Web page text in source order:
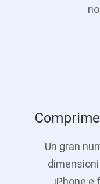
Un gran
iPhone e